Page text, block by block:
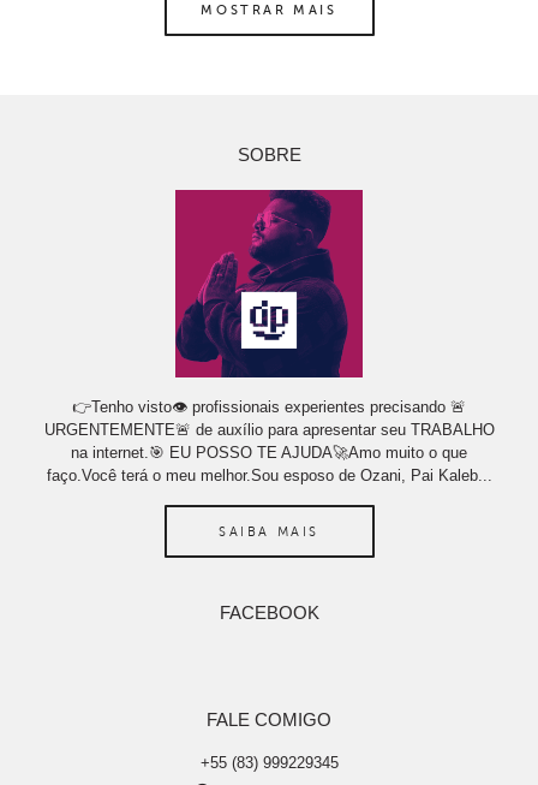
MOSTRAR MAIS
SOBRE
👉Tenho visto👁 profissionais experientes precisando 🚨
URGENTEMENTE🚨 de auxílio para apresentar seu TRABALHO
na internet.🎯 EU POSSO TE AJUDA🚀Amo muito o que
faço.Você terá o meu melhor.Sou esposo de Ozani, Pai Kaleb...
SAIBA MAIS
FACEBOOK
FALE COMIGO
+55 (83) 999229345